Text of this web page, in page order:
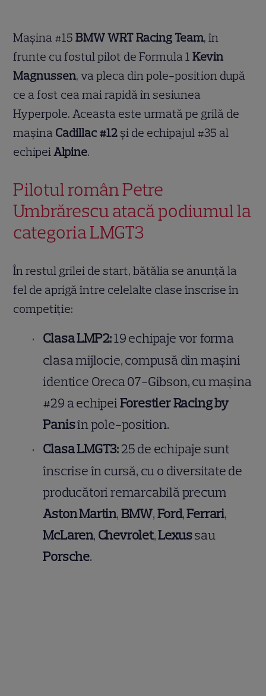
Mașina #15BMW WRT Racing Team, în
frunte cu fostul pilot de Formula 1Kevin
Magnussen, va pleca din pole-position după
ce a fost cea mai rapidă în sesiunea
Hyperpole. Aceasta este urmată pe grilă de
mașina Cadillac #12 și de echipajul #35 al
echipeiAlpine.
Pilotul român Petre
Umbrărescu atacă podiumul la
categoria LMGT3
În restul grilei de start, bătălia se anunță la
fel de aprigă între celelalte clase înscrise în
competiție:
Clasa LMP2:19 echipaje vor forma
clasa mijlocie, compusă din mașini
identice Oreca 07-Gibson, cu mașina
#29 a echipeiForestier Racing by
Panisîn pole-position.
Clasa LMGT3:25 de echipaje sunt
înscrise în cursă, cu o diversitate de
producători remarcabilă precum
Aston Martin,BMW,Ford,Ferrari,
McLaren, Chevrolet,Lexussau
Porsche.